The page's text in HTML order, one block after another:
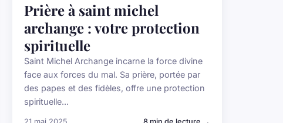
Prière à saint michel
archange : votre protection
spirituelle
Saint Michel Archange incarne la force divine
face aux forces du mal. Sa prière, portée par
des papes et des fidèles, offre une protection
spirituelle...